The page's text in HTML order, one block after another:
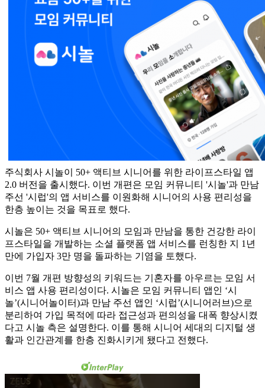
주식회사 시놀이 50+ 액티브 시니어를 위한 라이프스타일 앱
2.0 버전을 출시했다. 이번 개편은 모임 커뮤니티 '시놀'과 만남
주선 '시럽'의 앱 서비스를 이원화해 시니어의 사용 편리성을
한층 높이는 것을 목표로 했다.
시놀은 50+ 액티브 시니어의 모임과 만남을 통한 건강한 라이
프스타일을 개발하는 소셜 플랫폼 앱 서비스를 런칭한 지 1년
만에 가입자 3만 명을 돌파하는 기염을 토했다.
이번 7월 개편 방향성의 키워드는 기혼자를 아우르는 모임 서
비스 앱 사용 편리성이다. 시놀은 모임 커뮤니티 앱인 ‘시
놀’(시니어놀이터)과 만남 주선 앱인 ‘시럽’(시니어러브)으로
분리하여 가입 목적에 따라 접근성과 편의성을 대폭 향상시켰
다고 시놀 측은 설명한다. 이를 통해 시니어 세대의 디지털 생
활과 인간관계를 한층 진화시키게 됐다고 전했다.